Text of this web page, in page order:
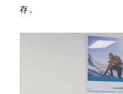
存。